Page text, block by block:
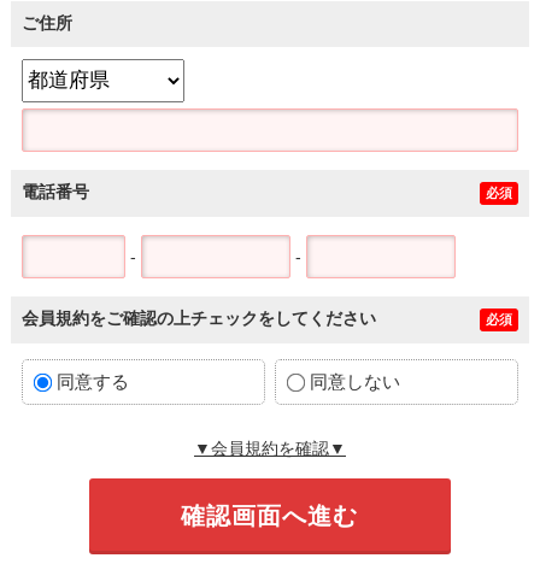
ご住所
電話番号 必須
- -
会員規約をご確認の上チェックをしてください 必須
同意する 同意しない
▼会員規約を確認▼